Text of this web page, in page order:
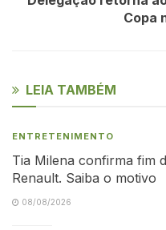
Copa
LEIA TAMBÉM
ENTRETENIMENTO
Tia Milena confirma fim
Renault. Saiba o motivo
08/08/2026